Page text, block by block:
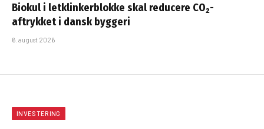
Biokul i letklinkerblokke skal reducere CO₂-
aftrykket i dansk byggeri
6. august 2026
INVESTERING